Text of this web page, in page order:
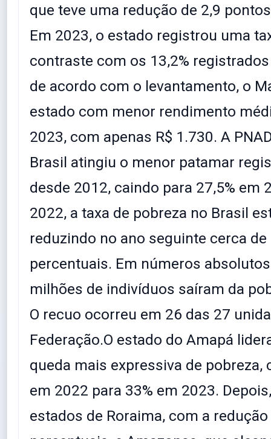
que teve uma redução de 2,9
Em 2023, o estado registrou uma
contraste com os 13,2%
de acordo com o levantamento, o
estado com menor rendimento
2023, com apenas R$ 1.730. A
Brasil atingiu o menor patamar
desde 2012, caindo para 27,5% em
2022, a taxa de pobreza no Brasil
reduzindo no ano seguinte cerca
percentuais. Em números
milhões de indivíduos saíram da
O recuo ocorreu em 26 das 27
Federação.O estado do Amapá
queda mais expressiva de pobreza,
em 2022 para 33% em 2023.
estados de Roraima, com a